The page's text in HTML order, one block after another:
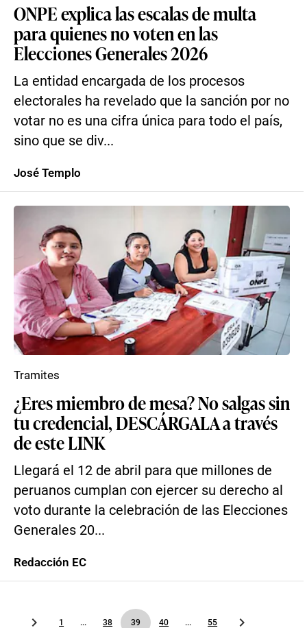
ONPE explica las escalas de multa
para quienes no voten en las
Elecciones Generales 2026
La entidad encargada de los procesos
electorales ha revelado que la sanción por no
votar no es una cifra única para todo el país,
sino que se div...
José Templo
¿Eres miembro de mesa? No salgas sin
tu credencial, DESCÁRGALA a través
de este LINK
Llegará el 12 de abril para que millones de
peruanos cumplan con ejercer su derecho al
voto durante la celebración de las Elecciones
Generales 20...
Tramites
Redacción EC
1 ... 38 39 40 ... 55